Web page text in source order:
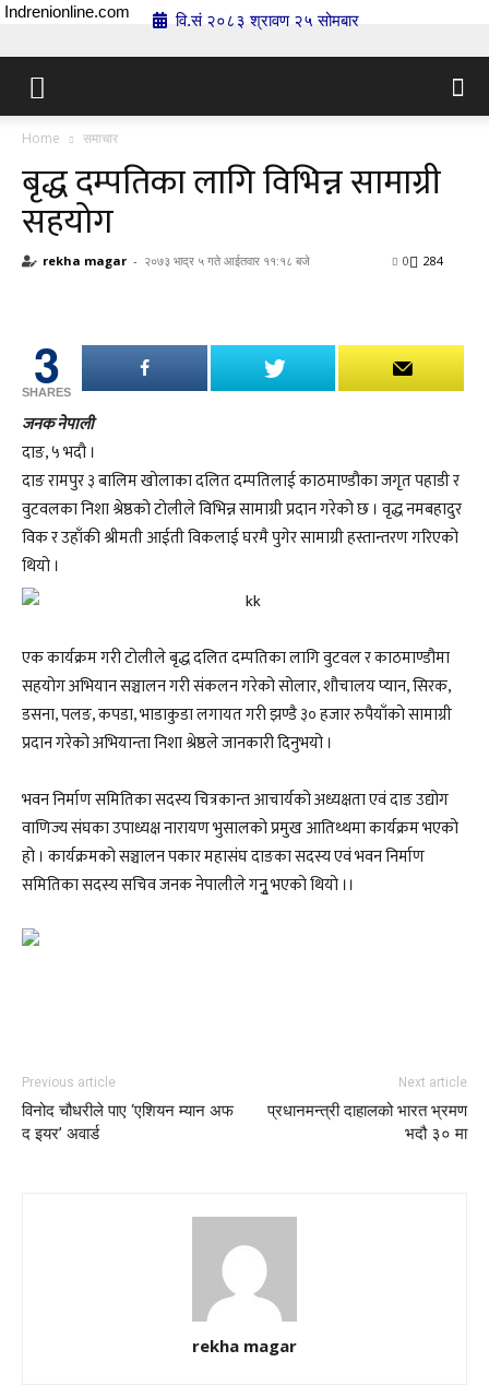
Indrenionline.com वि.सं २०८३ श्रावण २५ सोमबार
Home समाचार
बृद्ध दम्पतिका लागि विभिन्न सामाग्री
सहयोग
rekha magar - २०७३ भाद्र ५ गते आईतवार ११:१८ बजे 284
0
3
SHARES
जनक नेपाली
दाङ, ५ भदौ ।
दाङ रामपुर ३ बालिम खोलाका दलित दम्पतिलाई काठमाण्डौका जगृत पहाडी र
वुटवलका निशा श्रेष्ठको टोलीले विभिन्न सामाग्री प्रदान गरेको छ । वृद्ध नमबहादुर
विक र उहाँकी श्रीमती आईती विकलाई घरमै पुगेर सामाग्री हस्तान्तरण गरिएको
थियो ।
एक कार्यक्रम गरी टोलीले बृद्ध दलित दम्पतिका लागि वुटवल र काठमाण्डौमा
सहयोग अभियान सञ्चालन गरी संकलन गरेको सोलार, शौचालय प्यान, सिरक,
डसना, पलङ, कपडा, भाडाकुडा लगायत गरी झण्डै ३० हजार रुपैयाँको सामाग्री
प्रदान गरेको अभियान्ता निशा श्रेष्ठले जानकारी दिनुभयो ।
भवन निर्माण समितिका सदस्य चित्रकान्त आचार्यको अध्यक्षता एवं दाङ उद्योग
वाणिज्य संघका उपाध्यक्ष नारायण भुसालको प्रमुख आतिथ्थमा कार्यक्रम भएको
हो । कार्यक्रमको सञ्चालन पकार महासंघ दाङका सदस्य एवं भवन निर्माण
समितिका सदस्य सचिव जनक नेपालीले गनुृ भएको थियो ।।
Previous article
विनोद चौधरीले पाए ‘एशियन म्यान अफ
द इयर’ अवार्ड
Next article
प्रधानमन्त्री दाहालको भारत भ्रमण
भदौ ३० मा
rekha magar